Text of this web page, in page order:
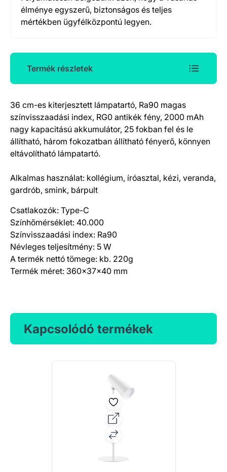
élménye egyszerű, biztonságos és teljes
mértékben ügyfélközpontú legyen.
Termék részletek
Termék részletek
36 cm-es kiterjesztett lámpatartó, Ra90 magas
színvisszaadási index, RG0 antikék fény, 2000 mAh
nagy kapacitású akkumulátor, 25 fokban fel és le
állítható, három fokozatban állítható fényerő, könnyen
eltávolítható lámpatartó.
Alkalmas használat: kollégium, íróasztal, kézi, veranda,
gardrób, smink, bárpult
Csatlakozók: Type-C
Színhőmérséklet: 40.000
Színvisszaadási index: Ra90
Névleges teljesítmény: 5 W
A termék nettó tömege: kb. 220g
Termék méret: 360x37x40 mm
Kapcsolódó termékek